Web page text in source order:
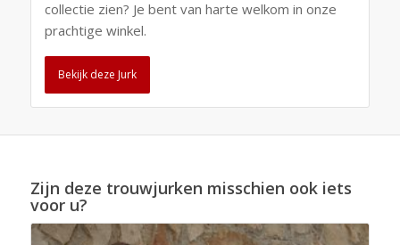
collectie zien? Je bent van harte welkom in onze
prachtige winkel.
Bekijk deze Jurk
Zijn deze trouwjurken misschien ook iets
voor u?